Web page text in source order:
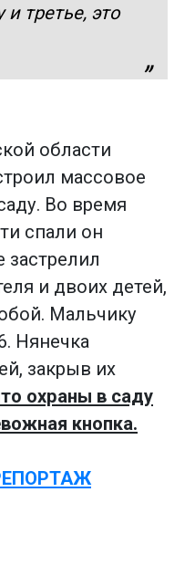
и третье, это
области
массовое
Во время
спали он
застрелил
и двоих детей,
Мальчику
Нянечка
закрыв их
охраны в саду
кнопка.